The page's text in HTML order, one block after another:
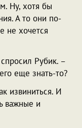
Ну, хотя бы
А то они по-
не хочется
Рубик. –
еще знать-то?
извиниться. И
важные и